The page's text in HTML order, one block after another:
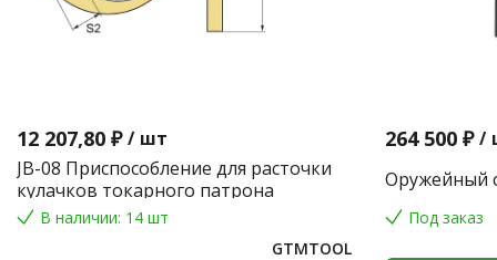
12 207,80 ₽ / шт
JB-08 Приспособление для расточки
кулачков токарного патрона
В наличии: 14 шт
GTMTOOL
264 500 ₽ /
Оружейный
Под заказ